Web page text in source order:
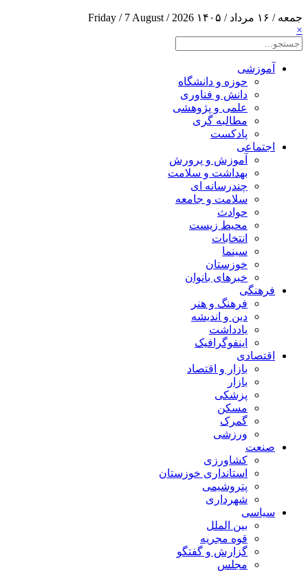
جمعه / ۱۶ مرداد / ۱۴۰۵
Friday / 7 August / 2026
×
آموزشی
حوزه و دانشگاه
دانش و فناوری
علمی و پژوهشی
مطالبه گری
پادکست
اجتماعی
آموزش و پرورش
بهداشت و سلامت
چندرسانه ای
سلامت و جامعه
حوادث
محیط زیست
انتخابات
سینما
خوزستان
خبرهای بانوان
فرهنگی
فرهنگ و هنر
دین و اندیشه
یادداشت
اینفوگرافیک
اقتصادی
بازار و اقتصاد
بازار
پزشکی
مسکن
گمرک
ورزشی
صنعت
کشاورزی
استانداری خوزستان
پتروشیمی
شهرداری
سیاسی
بین الملل
قوه مجریه
گزارش و گفتگو
مجلس